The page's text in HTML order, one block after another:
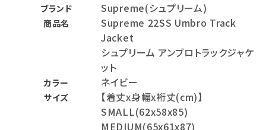
ブランド Supreme(シュプリーム)
商品名
Supreme 22SS Umbro Track
Jacket
シュプリーム アンブロトラックジャケ
ット
カラー ネイビー
サイズ
【着丈x身幅x裄丈(cm)】
SMALL(62x58x85)
MEDIUM(65x61x87)